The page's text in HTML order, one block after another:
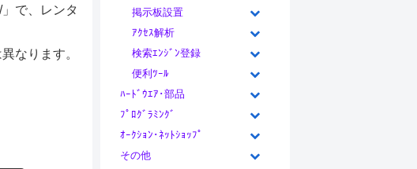
で、レンタ
なります。
掲示板設置
ｱｸｾｽ解析
検索ｴﾝｼﾞﾝ登録
便利ﾂｰﾙ
ﾊｰﾄﾞｳｴｱ･部品
ﾌﾟﾛｸﾞﾗﾐﾝｸﾞ
ｵｰｸｼｮﾝ･ﾈｯﾄｼｮｯﾌﾟ
その他